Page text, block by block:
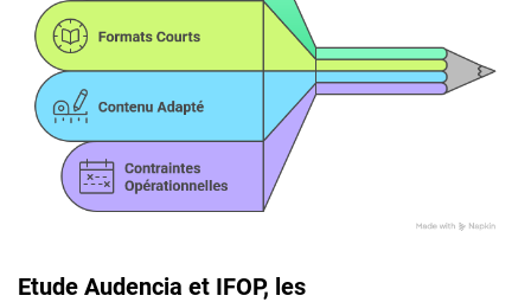
Etude Audencia et IFOP, les